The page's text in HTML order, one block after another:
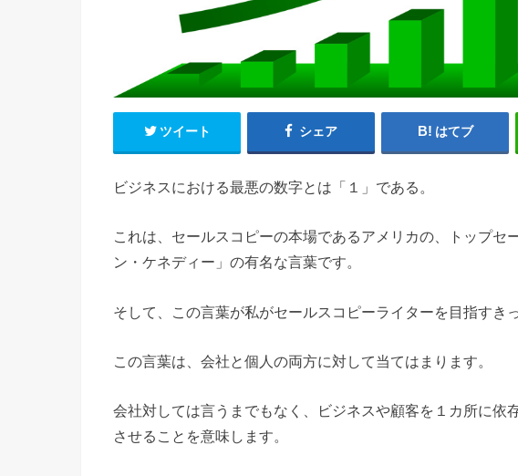
ツイート シェア はてブ
ビジネスにおける最悪の数字とは「１」である。
これは、セールスコピーの本場であるアメリカの、トップセ
ン・ケネディー」の有名な言葉です。
そして、この言葉が私がセールスコピーライターを目指すき
この言葉は、会社と個人の両方に対して当てはまります。
会社対しては言うまでもなく、ビジネスや顧客を１カ所に依
させることを意味します。